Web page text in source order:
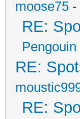
moose75 -
RE:
Pengouin
RE:
RE: